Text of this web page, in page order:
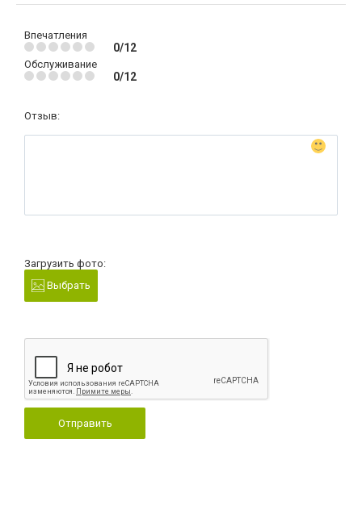
Впечатления
0/12
Обслуживание
0/12
Отзыв:
Загрузить фото:
Выбрать
Отправить